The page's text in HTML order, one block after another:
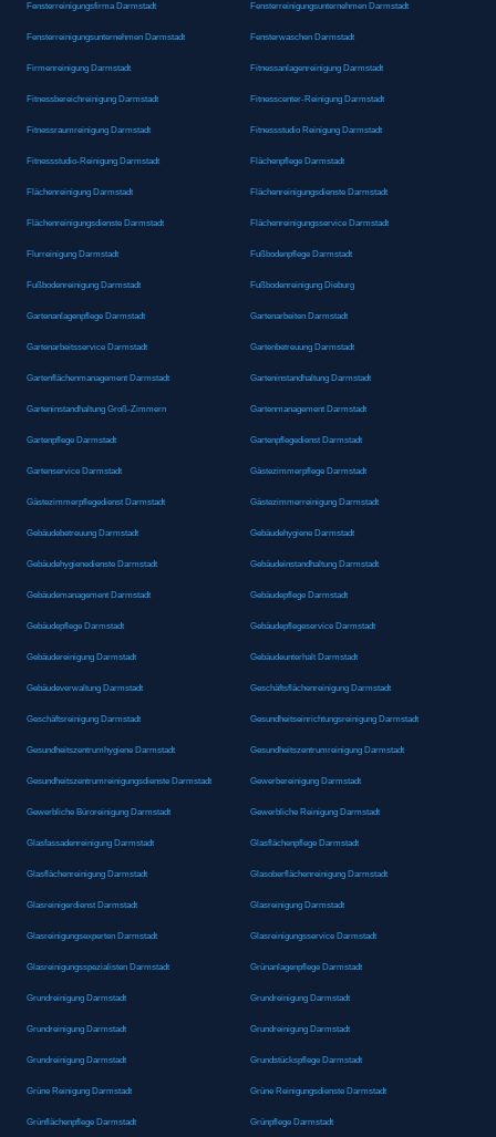
Fensterreinigungsfirma Darmstadt Fensterreinigungsunternehmen Darmstadt
Fensterreinigungsunternehmen Darmstadt Fensterwaschen Darmstadt
Firmenreinigung Darmstadt Fitnessanlagenreinigung Darmstadt
Fitnessbereichreinigung Darmstadt Fitnesscenter-Reinigung Darmstadt
Fitnessraumreinigung Darmstadt Fitnessstudio Reinigung Darmstadt
Fitnessstudio-Reinigung Darmstadt Flächenpflege Darmstadt
Flächenreinigung Darmstadt Flächenreinigungsdienste Darmstadt
Flächenreinigungsdienste Darmstadt Flächenreinigungsservice Darmstadt
Flurreinigung Darmstadt Fußbodenpflege Darmstadt
Fußbodenreinigung Darmstadt Fußbodenreinigung Dieburg
Gartenanlagenpflege Darmstadt Gartenarbeiten Darmstadt
Gartenarbeitsservice Darmstadt Gartenbetreuung Darmstadt
Gartenflächenmanagement Darmstadt Garteninstandhaltung Darmstadt
Garteninstandhaltung Groß-Zimmern Gartenmanagement Darmstadt
Gartenpflege Darmstadt Gartenpflegedienst Darmstadt
Gartenservice Darmstadt Gästezimmerpflege Darmstadt
Gästezimmerpflegedienst Darmstadt Gästezimmerreinigung Darmstadt
Gebäudebetreuung Darmstadt Gebäudehygiene Darmstadt
Gebäudehygienedienste Darmstadt Gebäudeinstandhaltung Darmstadt
Gebäudemanagement Darmstadt Gebäudepflege Darmstadt
Gebäudepflege Darmstadt Gebäudepflegeservice Darmstadt
Gebäudereinigung Darmstadt Gebäudeunterhalt Darmstadt
Gebäudeverwaltung Darmstadt Geschäftsflächenreinigung Darmstadt
Geschäftsreinigung Darmstadt Gesundheitseinrichtungsreinigung Darmstadt
Gesundheitszentrumhygiene Darmstadt Gesundheitszentrumreinigung Darmstadt
Gesundheitszentrumreinigungsdienste Darmstadt Gewerbereinigung Darmstadt
Gewerbliche Büroreinigung Darmstadt Gewerbliche Reinigung Darmstadt
Glasfassadenreinigung Darmstadt Glasflächenpflege Darmstadt
Glasflächenreinigung Darmstadt Glasoberflächenreinigung Darmstadt
Glasreinigerdienst Darmstadt Glasreinigung Darmstadt
Glasreinigungsexperten Darmstadt Glasreinigungsservice Darmstadt
Glasreinigungsspezialisten Darmstadt Grünanlagenpflege Darmstadt
Grundreinigung Darmstadt Grundreinigung Darmstadt
Grundreinigung Darmstadt Grundreinigung Darmstadt
Grundreinigung Darmstadt Grundstückspflege Darmstadt
Grüne Reinigung Darmstadt Grüne Reinigungsdienste Darmstadt
Grünflächenpflege Darmstadt Grünpflege Darmstadt